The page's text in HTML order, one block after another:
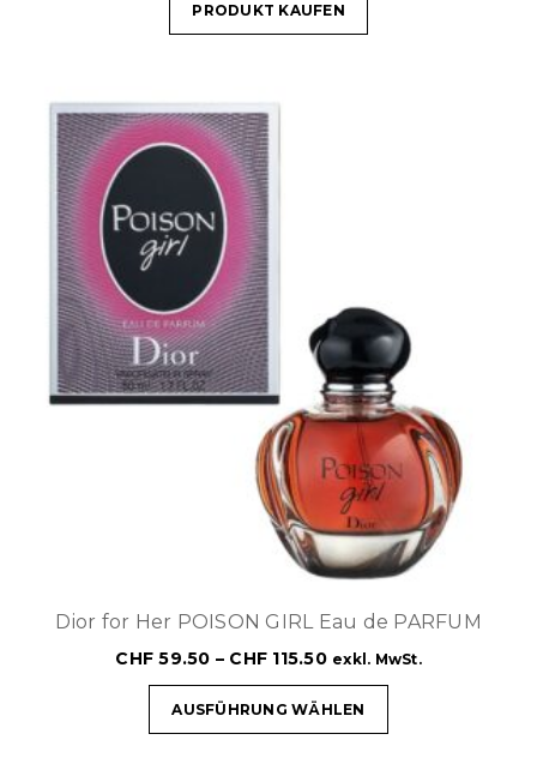
PRODUKT KAUFEN
Dior for Her POISON GIRL Eau de PARFUM
CHF 59.50 – CHF 115.50 exkl. MwSt.
AUSFÜHRUNG WÄHLEN